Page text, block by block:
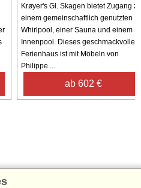
Krøyer's Gl. Skagen bietet Zugang zu
einem gemeinschaftlich genutzten
Whirlpool, einer Sauna und einem
Innenpool. Dieses geschmackvolle
Ferienhaus ist mit Möbeln von
Philippe ...
ab 602 €